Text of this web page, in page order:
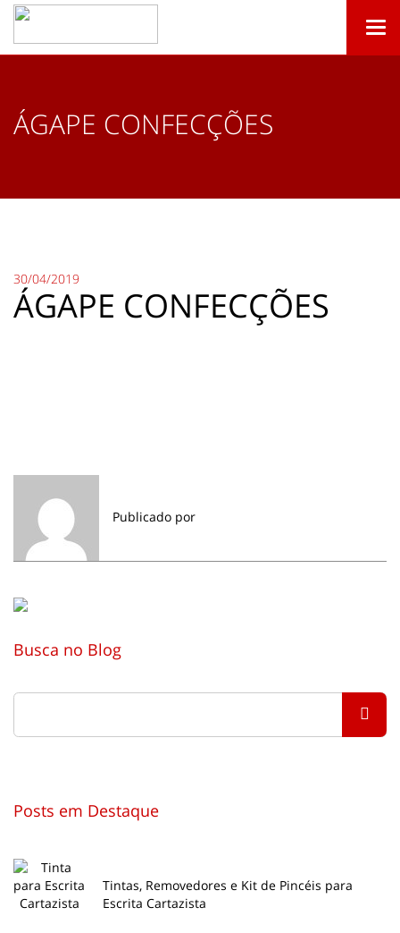
ÁGAPE CONFECÇÕES
30/04/2019
ÁGAPE CONFECÇÕES
Publicado por
Busca no Blog
Posts em Destaque
Tintas, Removedores e Kit de Pincéis para
Escrita Cartazista